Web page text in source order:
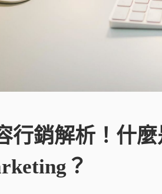
行銷解析！什
？